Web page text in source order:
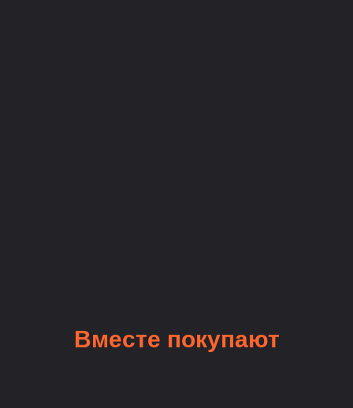
Вместе покупают